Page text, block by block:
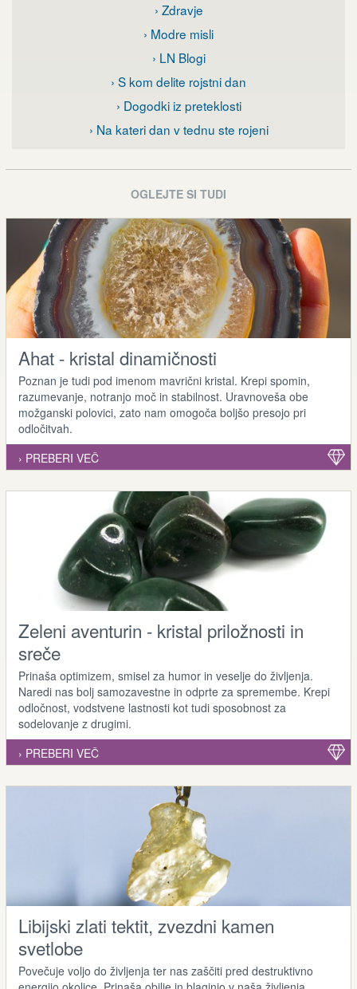
› Zdravje
› Modre misli
› LN Blogi
› S kom delite rojstni dan
› Dogodki iz preteklosti
› Na kateri dan v tednu ste rojeni
OGLEJTE SI TUDI
Ahat - kristal dinamičnosti
Poznan je tudi pod imenom mavrični kristal. Krepi spomin,
razumevanje, notranjo moč in stabilnost. Uravnoveša obe
možganski polovici, zato nam omogoča boljšo presojo pri
odločitvah.
› PREBERI VEČ
Zeleni aventurin - kristal priložnosti in
sreče
Prinaša optimizem, smisel za humor in veselje do življenja.
Naredi nas bolj samozavestne in odprte za spremembe. Krepi
odločnost, vodstvene lastnosti kot tudi sposobnost za
sodelovanje z drugimi.
› PREBERI VEČ
Libijski zlati tektit, zvezdni kamen
svetlobe
Povečuje voljo do življenja ter nas zaščiti pred destruktivno